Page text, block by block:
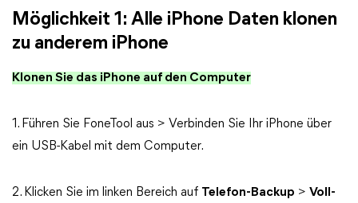
Möglichkeit 1: Alle iPhone Daten klonen
zu anderem iPhone
Klonen Sie das iPhone auf den Computer
1. Führen Sie FoneTool aus > Verbinden Sie Ihr iPhone über
ein USB-Kabel mit dem Computer.
2. Klicken Sie im linken Bereich auf Telefon-Backup > Voll-